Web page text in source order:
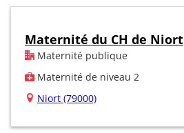
Maternité du CH de Niort
Maternité publique
Maternité de niveau 2
Niort (79000)